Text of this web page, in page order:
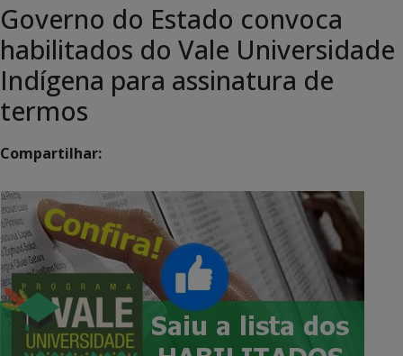
Governo do Estado convoca
habilitados do Vale Universidade
Indígena para assinatura de
termos
Compartilhar: